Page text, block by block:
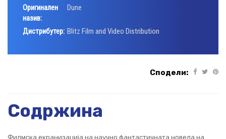
Оригинален
назив:
Dune
Дистрибутер: Blitz Film and Video Distribution
Сподели:
Содржина
Филмска екранизација на научно фантастичната новела на